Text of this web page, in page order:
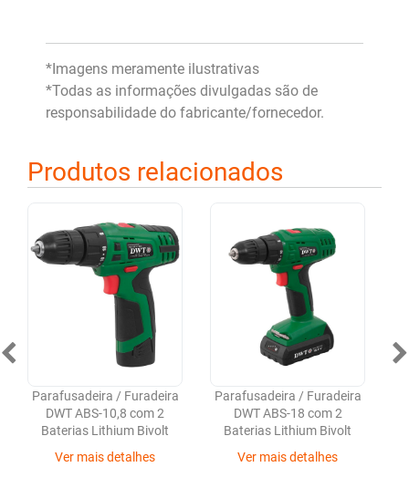
*Imagens meramente ilustrativas
*Todas as informações divulgadas são de
responsabilidade do fabricante/fornecedor.
Produtos relacionados
Parafusadeira / Furadeira
DWT ABS-10,8 com 2
Baterias Lithium Bivolt
Ver mais detalhes
Parafusadeira / Furadeira
DWT ABS-18 com 2
Baterias Lithium Bivolt
Ver mais detalhes